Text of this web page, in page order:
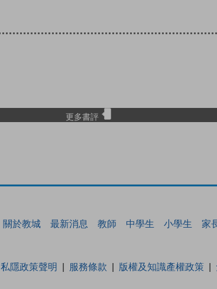
更多書評
關於教城 最新消息 教師 中學生 小學生 家
私隱政策聲明 服務條款 版權及知識產權政策